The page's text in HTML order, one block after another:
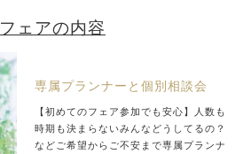
フェアの内容
専属プランナーと個別相談会
【初めてのフェア参加でも安心】人数も
時期も決まらないみんなどうしてるの？
などご希望からご不安まで専属プランナ